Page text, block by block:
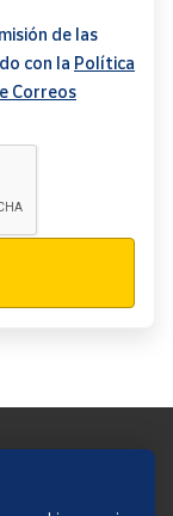
de las
con la Política
Correos